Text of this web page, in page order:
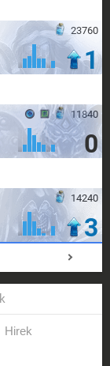
23760
1
11840
0
14240
3
Hirek